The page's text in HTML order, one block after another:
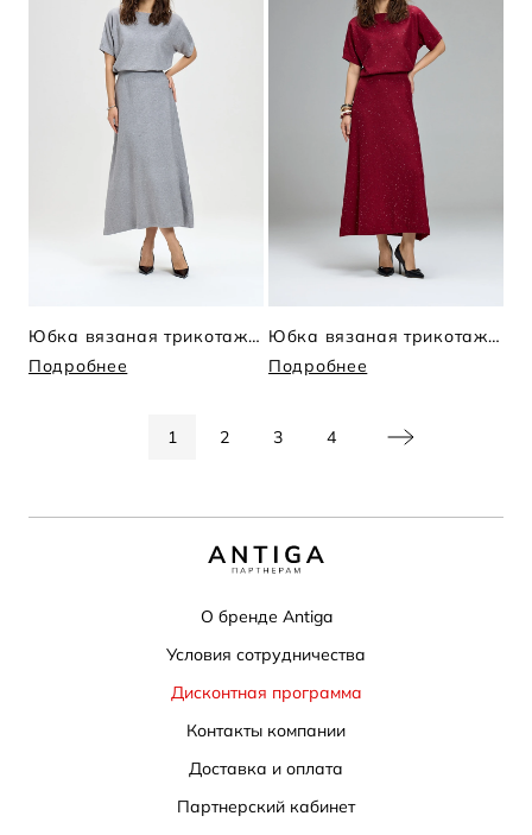
Юбка вязаная трикотажная
Подробнее
Юбка вязаная трикотажная
Подробнее
1 2 3 4
О бренде Antiga
Условия сотрудничества
Дисконтная программа
Контакты компании
Доставка и оплата
Партнерский кабинет